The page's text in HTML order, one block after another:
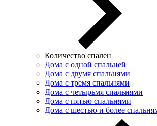
Количество спален
Дома с одной спальней
Дома с двумя спальнями
Дома с тремя спальнями
Дома с четырьмя спальнями
Дома с пятью спальнями
Дома с шестью и более